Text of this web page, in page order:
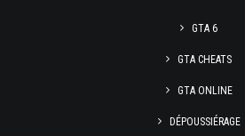
GTA 6
GTA CHEATS
GTA ONLINE
DÉPOUSSIÉRAGE